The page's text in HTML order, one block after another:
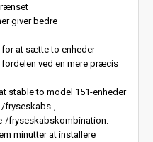
giver bedre
at sætte to enheder
fordelen ved en mere præcis
stable to model 151-enheder
fryseskabs-,
fryseskabskombination.
minutter at installere